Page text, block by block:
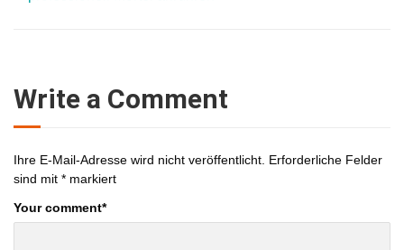
Write a Comment
Ihre E-Mail-Adresse wird nicht veröffentlicht. Erforderliche Felder
sind mit * markiert
Your comment*